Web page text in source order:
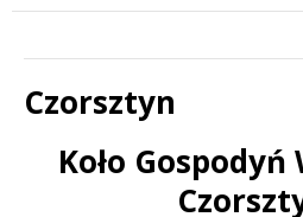
Czorsztyn
Treść
Koło